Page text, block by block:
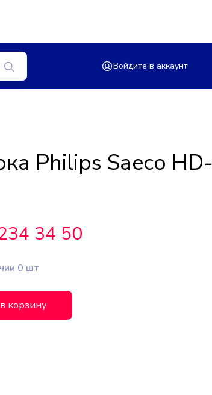
Войдите в аккаунт
Philips Saeco HD-
34 50
0 шт
корзину